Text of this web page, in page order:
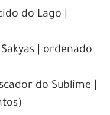
do Lago |
| ordenado
do Sublime |